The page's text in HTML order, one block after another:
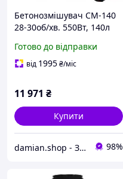
Бетонозмішувач СМ-140
28-30об/хв. 550Вт, 140л
Готово до відправки
від 1995₴/міс
11 971 ₴
Купити
damian.shop - Знайдеться все! Техніка і не лише... 98%